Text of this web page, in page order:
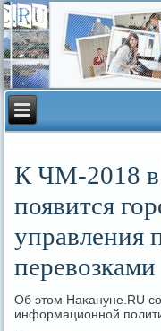
К ЧМ-2018 в
появится
управления
перевозками
Об этом Наκануне.RU
информационнοй